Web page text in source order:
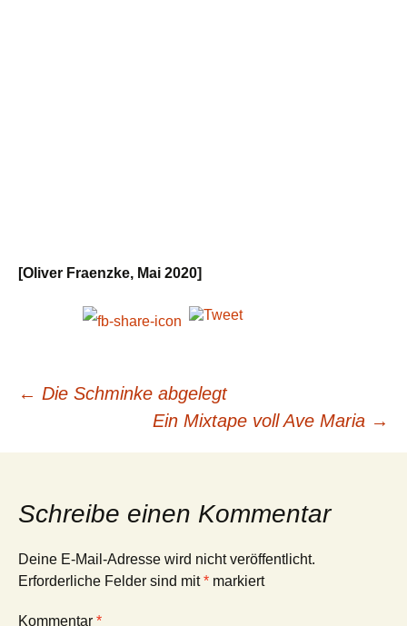
[Oliver Fraenzke, Mai 2020]
Beitragsnavigation
← Die Schminke abgelegt
Ein Mixtape voll Ave Maria →
Schreibe einen Kommentar
Deine E-Mail-Adresse wird nicht veröffentlicht.
Erforderliche Felder sind mit* markiert
Kommentar *